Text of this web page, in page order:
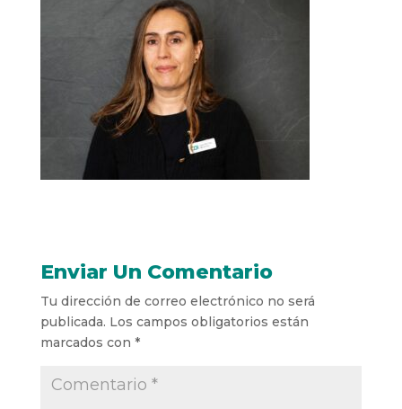
Enviar Un Comentario
Tu dirección de correo electrónico no será
publicada. Los campos obligatorios están
marcados con *